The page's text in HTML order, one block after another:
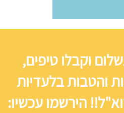
וקבלו טיפים,
והטבות בלעדיות
הירשמו עכשיו: